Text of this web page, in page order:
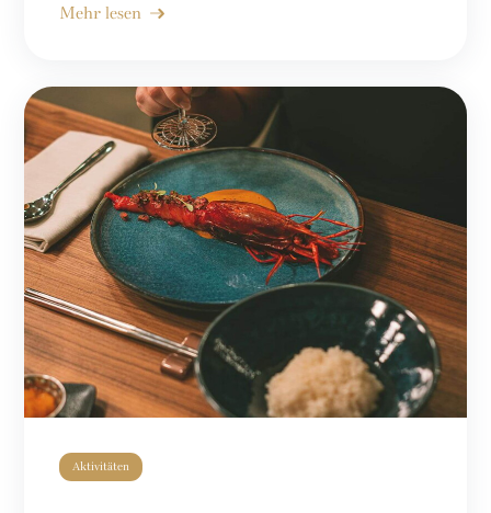
Mehr lesen
Aktivitäten